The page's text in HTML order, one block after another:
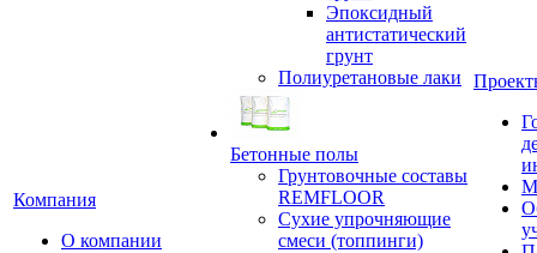
Компания
О компании
Эпоксидный
антистатический
грунт
Полиуретановые лаки
Бетонные полы
Грунтовочные составы
REMFLOOR
Сухие упрочняющие
смеси (топпинги)